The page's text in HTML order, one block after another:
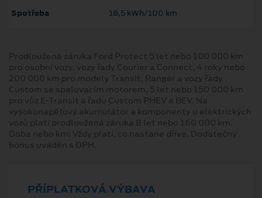
Spotřeba 18,5 kWh/100 km
Prodloužená záruka Ford Protect 5 let nebo 100 000 km
pro osobní vozy, vozy řady Courier a Connect, 4 roky nebo
200 000 km pro modely Transit, Ranger a vozy řady
Custom se spalovacím motorem, 5 let nebo 150 000 km
pro vůz E-Transit a řadu Custom PHEV a BEV. Na
vysokonapěťový akumulátor a komponenty u elektrických
vozů platí prodloužená záruka 8 let nebo 160 000 km.
Doba nebo km: Vždy platí, co nastane dříve. Dodatečný
bonus uváděn s DPH.
PŘÍPLATKOVÁ VÝBAVA